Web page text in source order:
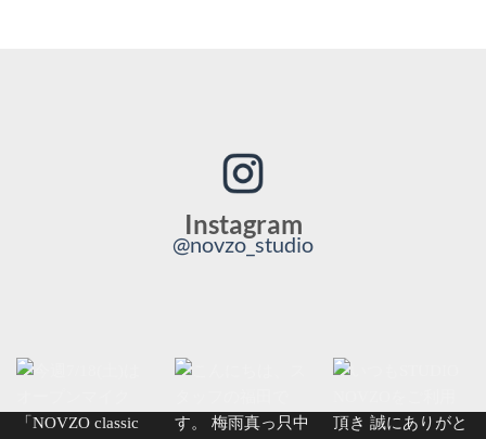
Instagram
@novzo_studio